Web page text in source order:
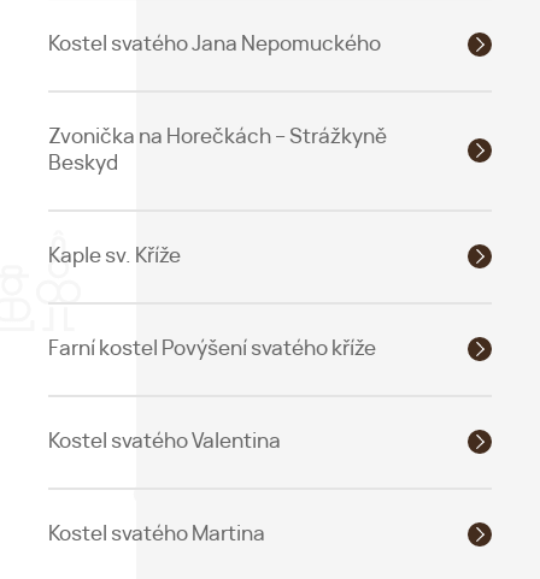
Kostel svatého Jana Nepomuckého
Zvonička na Horečkách – Strážkyně
Beskyd
Kaple sv. Kříže
Farní kostel Povýšení svatého kříže
Kostel svatého Valentina
Kostel svatého Martina